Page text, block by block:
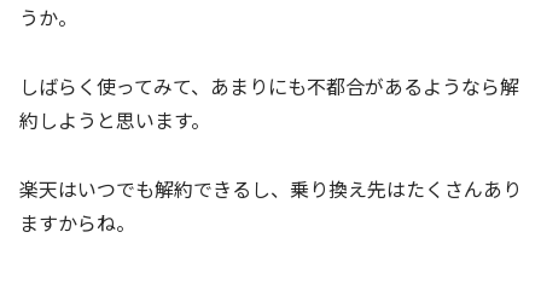
うか。
しばらく使ってみて、あまりにも不都合があるようなら解
約しようと思います。
楽天はいつでも解約できるし、乗り換え先はたくさんあり
ますからね。